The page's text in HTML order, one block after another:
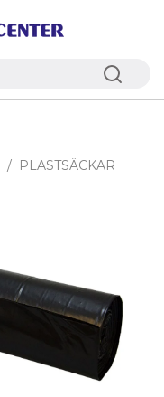
PLASTSÄCKAR